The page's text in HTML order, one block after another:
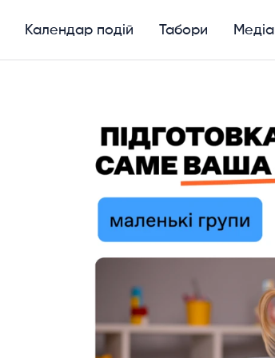
Календар подій Табори Медіа